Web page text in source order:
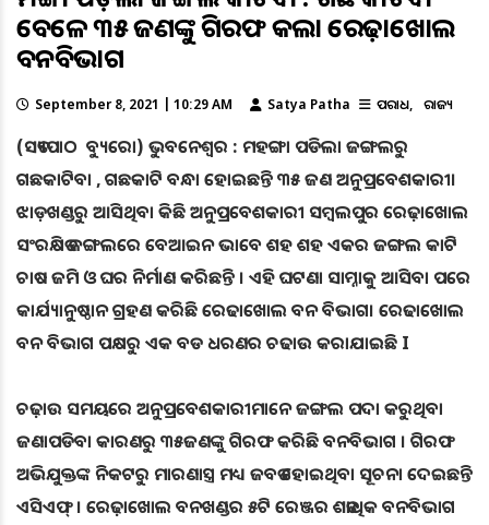
ବେଳେ ୩୫ ଜଣଙ୍କୁ ଗିରଫ କଲା ରେଢ଼ାଖୋଲ
ବନବିଭାଗ
September 8, 2021 | 10:29 AM Satya Patha ଅପରାଧ ରାଜ୍ୟ
(ସତ୍ୟପାଠ ବ୍ୟୁରୋ) ଭୁବନେଶ୍ୱର : ମହଙ୍ଗା ପଡିଲା ଜଙ୍ଗଲରୁ
ଗଛକାଟିବା , ଗଛକାଟି ବନ୍ଧା ହୋଇଛନ୍ତି ୩୫ ଜଣ ଅନୁପ୍ରବେଶକାରୀ।
ଝାଡ଼ଖଣ୍ଡରୁ ଆସିଥିବା କିଛି ଅନୁପ୍ରବେଶକାରୀ ସମ୍ବଲପୁର ରେଢ଼ାଖୋଲ
ସଂରକ୍ଷିତ ଜଙ୍ଗଲରେ ବେଆଇନ ଭାବେ ଶହ ଶହ ଏକର ଜଙ୍ଗଲ କାଟି
ଚାଷ ଜମି ଓ ଘର ନିର୍ମାଣ କରିଛନ୍ତି । ଏହି ଘଟଣା ସାମ୍ନାକୁ ଆସିବା ପରେ
କାର୍ଯ୍ୟାନୁଷ୍ଠାନ ଗ୍ରହଣ କରିଛି ରେଢାଖୋଲ ବନ ବିଭାଗ। ରେଢାଖୋଲ
ବନ ବିଭାଗ ପକ୍ଷରୁ ଏକ ବଡ ଧରଣର ଚଢାଉ କରାଯାଇଛି I
ଚଢ଼ାଉ ସମୟରେ ଅନୁପ୍ରବେଶକାରୀମାନେ ଜଙ୍ଗଲ ପଦା କରୁଥିବା
ଜଣାପଡିବା କାରଣରୁ ୩୫ଜଣଙ୍କୁ ଗିରଫ କରିଛି ବନବିଭାଗ । ଗିରଫ
ଅଭିଯୁକ୍ତଙ୍କ ନିକଟରୁ ମାରଣାସ୍ତ୍ର ମଧ୍ୟ ଜବତ ହୋଇଥିବା ସୂଚନା ଦେଇଛନ୍ତି
ଏସିଏଫ୍ । ରେଢ଼ାଖୋଲ ବନଖଣ୍ଡର ୫ଟି ରେଞ୍ଜର ଶତାଧିକ ବନବିଭାଗ